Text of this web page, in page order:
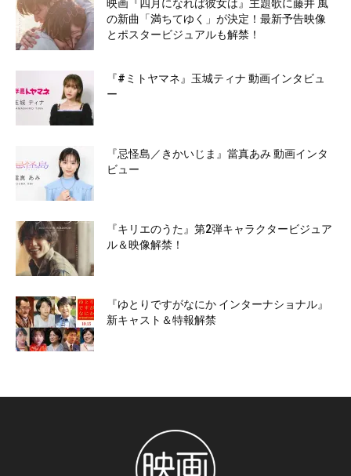
映画『四月になれば彼女は』主題歌に藤井 風
の新曲「満ちてゆく」が決定！最新予告映像
とポスタービジュアルも解禁！
『#ミトヤマネ』玉城ティナ 動画インタビュ
ー
『忌怪島／きかいじま』當真あみ 動画インタ
ビュー
『キリエのうた』第2弾キャラクタービジュア
ル＆映像解禁！
『ゆとりですがなにか インターナショナル』
新キャスト＆特報解禁